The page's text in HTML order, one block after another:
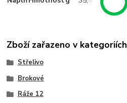
Zboží zařazeno v kategoriích
Střelivo
Brokové
Ráže 12